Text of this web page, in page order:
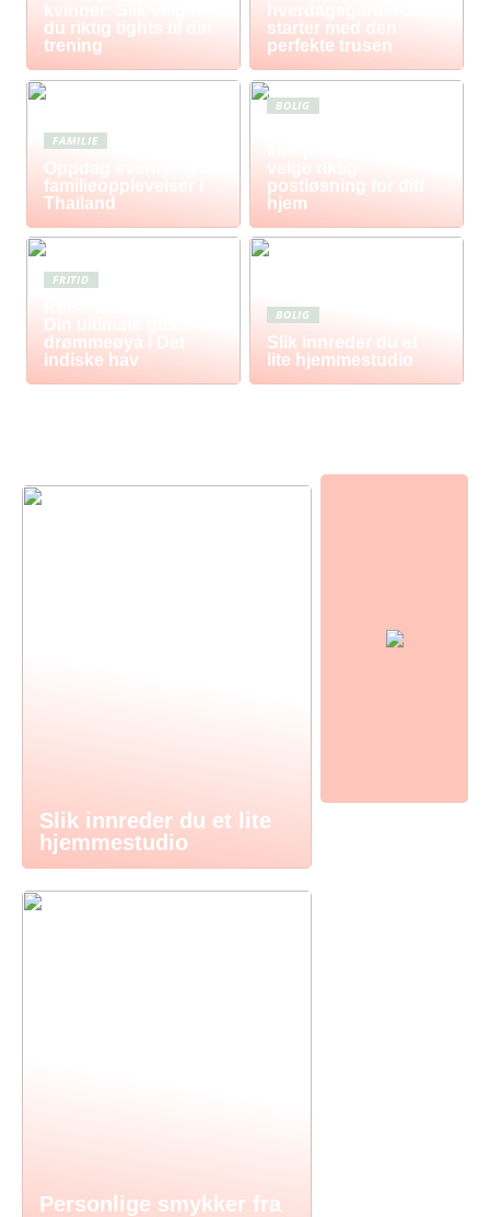
kvinner: Slik velger
du riktig tights til din
trening
hverdagsgarderoben
starter med den
perfekte trusen
FAMILIE
Oppdag eventyrlige
familieopplevelser i
Thailand
BOLIG
velge riktig
postløsning for ditt
hjem
FRITID
Din ultimate guide til
drømmeøya i Det
indiske hav
BOLIG
Slik innreder du et
lite hjemmestudio
Slik innreder du et lite
hjemmestudio
Personlige smykker fra